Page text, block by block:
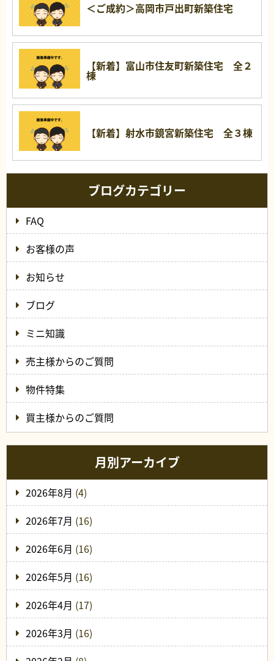
＜ご成約＞高岡市戸出町新築住宅
【新着】富山市住友町新築住宅 全２
棟
【新着】射水市鏡宮新築住宅 全３棟
ブログカテゴリー
FAQ
お客様の声
お知らせ
ブログ
ミニ知識
売主様からのご質問
物件特集
買主様からのご質問
月別アーカイブ
2026年8月 (4)
2026年7月 (16)
2026年6月 (16)
2026年5月 (16)
2026年4月 (17)
2026年3月 (16)